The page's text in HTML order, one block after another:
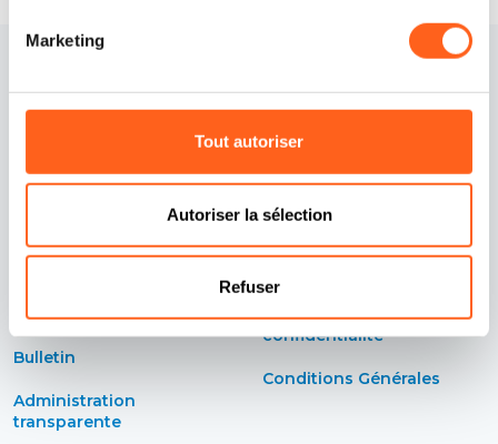
Marketing
Tout autoriser
Autoriser la sélection
Refuser
Déclaration d'accessibilité
Bulletin
Administration
transparente
Politique de cookies
Politique de
confidentialité
Conditions Générales